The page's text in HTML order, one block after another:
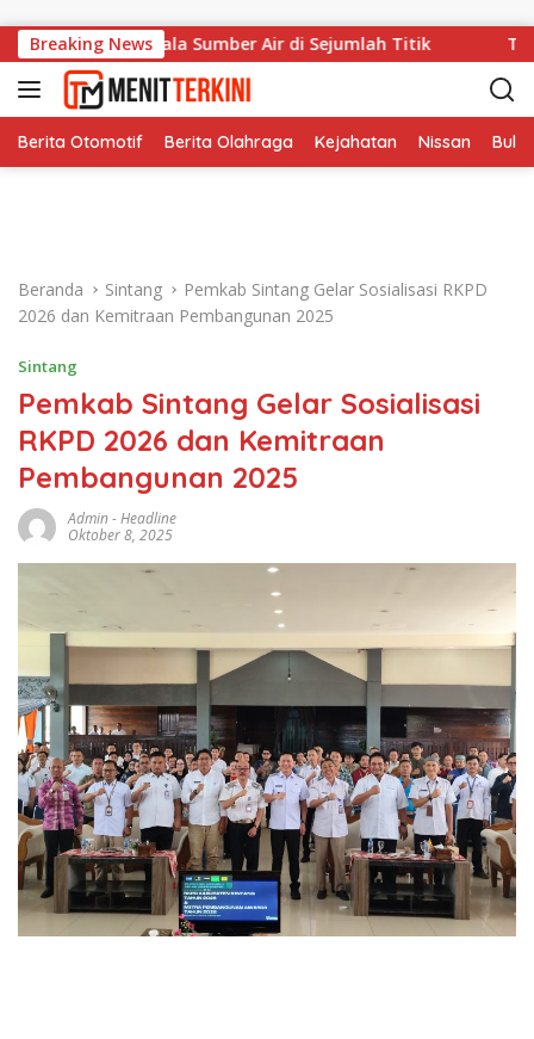
Breaking News
Kendala Sumber Air di Sejumlah Titik TPP ASN
Berita Otomotif Berita Olahraga Kejahatan Nissan
Beranda Sintang
Pemkab Sintang Gelar Sosialisasi RKPD
2026 dan Kemitraan Pembangunan 2025
Sintang
Pemkab Sintang Gelar Sosialisasi
RKPD 2026 dan Kemitraan
Pembangunan 2025
Admin-Headline
Oktober 8, 2025